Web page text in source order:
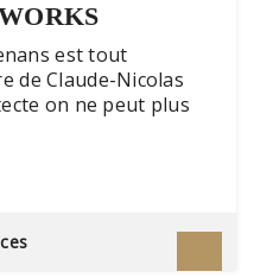
est tout
de Claude-Nicolas
on ne peut plus
Témoignage
dite
intégrée, là où
du travail.